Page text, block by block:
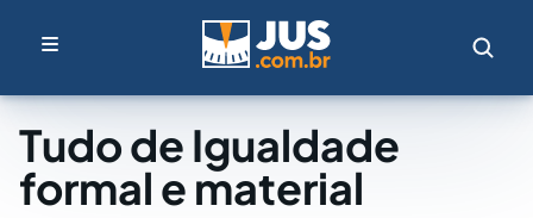
Tudo de Igualdade
formal e material